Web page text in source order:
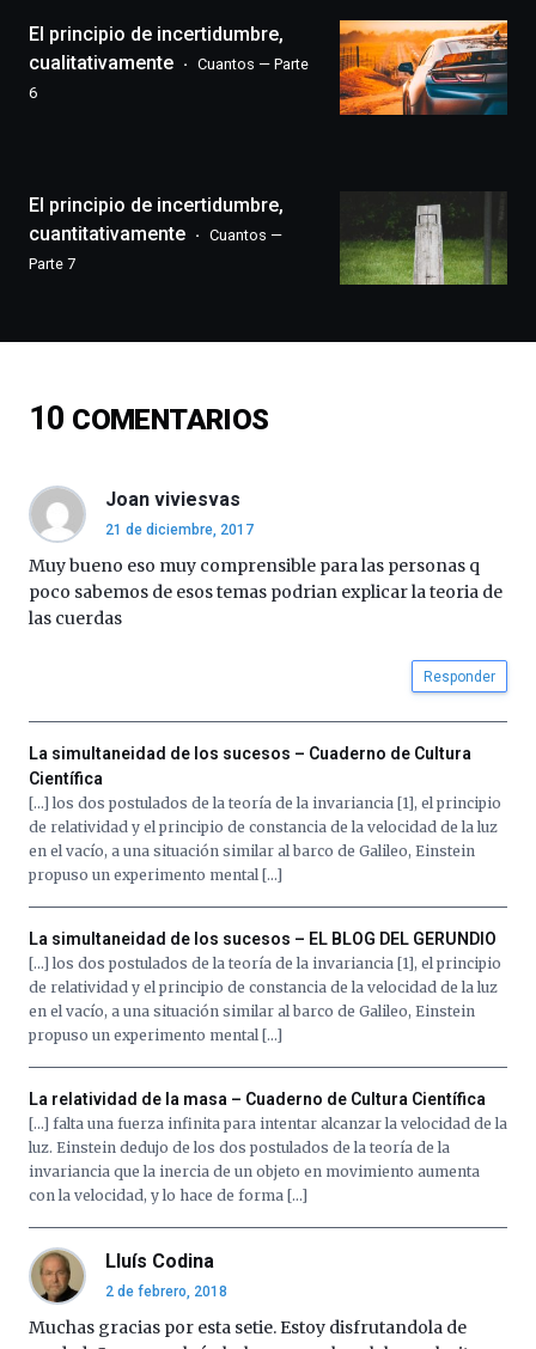
un
festival
monólogos,
exposiciones,
docufórums
de
16
4
de
octubre.
iniciativa,
El principio de incertidumbre,
cualitativamente
Cuantos — Parte
6
El principio de incertidumbre,
cuantitativamente
Cuantos —
Parte 7
10 COMENTARIOS
Joan viviesvas
21 de diciembre, 2017
Muy bueno eso muy comprensible para las personas q
poco sabemos de esos temas podrian explicar la teoria de
las cuerdas
Responder
La simultaneidad de los sucesos – Cuaderno de Cultura
Científica
[…] los dos postulados de la teoría de la invariancia [1], el principio
de relatividad y el principio de constancia de la velocidad de la luz
en el vacío, a una situación similar al barco de Galileo, Einstein
propuso un experimento mental […]
La simultaneidad de los sucesos – EL BLOG DEL GERUNDIO
[…] los dos postulados de la teoría de la invariancia [1], el principio
de relatividad y el principio de constancia de la velocidad de la luz
en el vacío, a una situación similar al barco de Galileo, Einstein
propuso un experimento mental […]
La relatividad de la masa – Cuaderno de Cultura Científica
[…] falta una fuerza infinita para intentar alcanzar la velocidad de la
luz. Einstein dedujo de los dos postulados de la teoría de la
invariancia que la inercia de un objeto en movimiento aumenta
con la velocidad, y lo hace de forma […]
Lluís Codina
2 de febrero, 2018
Muchas gracias por esta setie. Estoy disfrutandola de